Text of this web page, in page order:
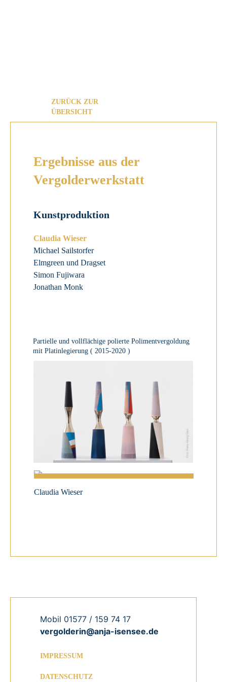
ZURÜCK ZUR
ÜBERSICHT
Ergebnisse aus der
Vergolder­werkstatt
Kunstproduktion
Claudia Wieser
Michael Sailstorfer
Elmgreen und Dragset
Simon Fujiwara
Jonathan Monk
Partielle und vollflächige polierte Polimentvergoldung
mit Platinlegierung( 2015-2020 )
Claudia Wieser
Mobil 01577 / 159 74 17
vergolderin@anja-isensee.de
IMPRESSUM
DATENSCHUTZ